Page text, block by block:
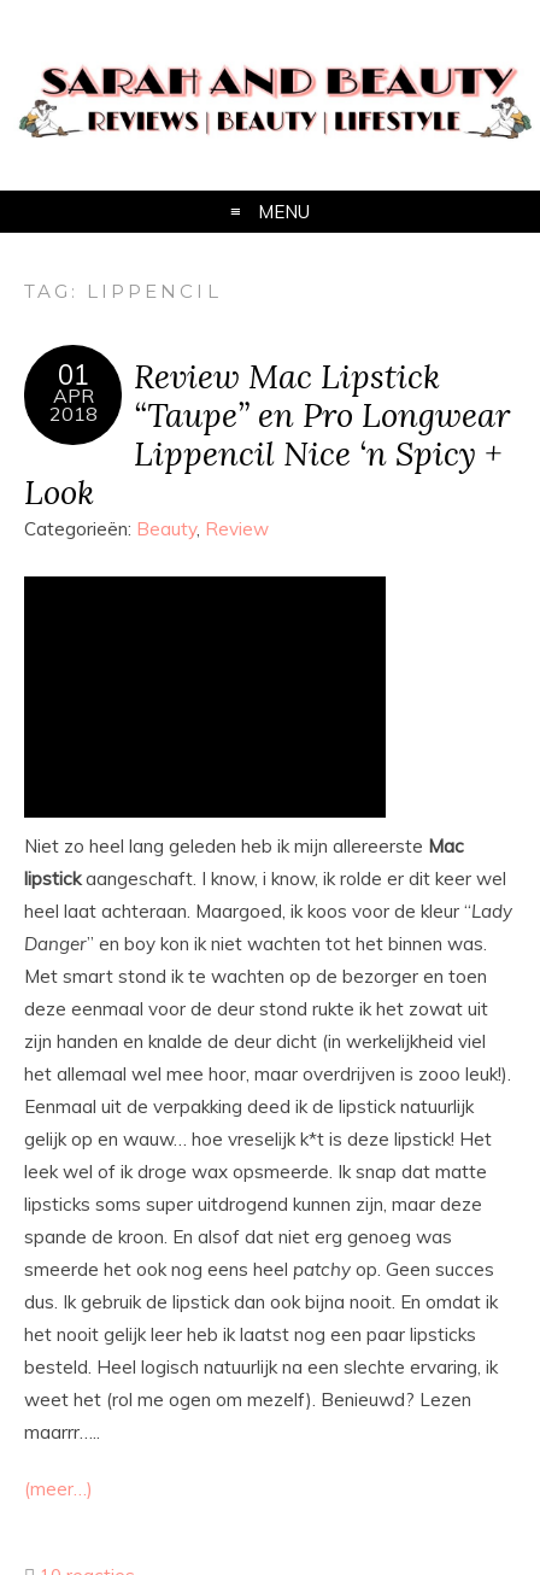
MENU
TAG: LIPPENCIL
01
APR
2018
Review Mac Lipstick
“Taupe” en Pro Longwear
Lippencil Nice ‘n Spicy +
Look
Categorieën: Beauty, Review
Niet zo heel lang geleden heb ik mijn allereerste Mac
lipstickaangeschaft. I know, i know, ik rolde er dit keer wel
heel laat achteraan. Maargoed, ik koos voor de kleur “Lady
Danger” en boy kon ik niet wachten tot het binnen was.
Met smart stond ik te wachten op de bezorger en toen
deze eenmaal voor de deur stond rukte ik het zowat uit
zijn handen en knalde de deur dicht (in werkelijkheid viel
het allemaal wel mee hoor, maar overdrijven is zooo leuk!).
Eenmaal uit de verpakking deed ik de lipstick natuurlijk
gelijk op en wauw… hoe vreselijk k*t is deze lipstick! Het
leek wel of ik droge wax opsmeerde. Ik snap dat matte
lipsticks soms super uitdrogend kunnen zijn, maar deze
spande de kroon. En alsof dat niet erg genoeg was
smeerde het ook nog eens heel patchy op. Geen succes
dus. Ik gebruik de lipstick dan ook bijna nooit. En omdat ik
het nooit gelijk leer heb ik laatst nog een paar lipsticks
besteld. Heel logisch natuurlijk na een slechte ervaring, ik
weet het (rol me ogen om mezelf). Benieuwd? Lezen
maarrr…..
(meer…)